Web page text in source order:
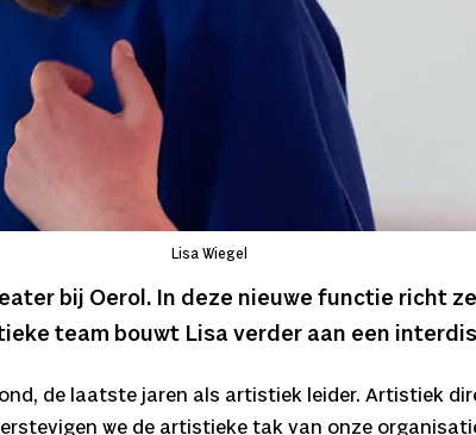
Lisa Wiegel
bij Oerol. In deze nieuwe functie richt
team bouwt Lisa verder aan een
de laatste jaren als artistiek leider. Artistiek
we de artistieke tak van onze